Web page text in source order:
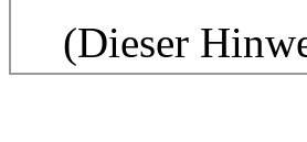
(Dieser